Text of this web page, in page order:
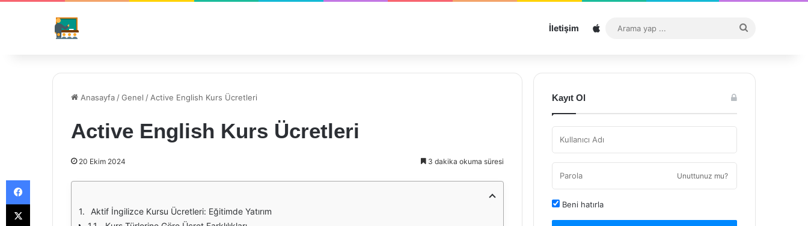
İletişim Sitemap
...
Anasayfa /Genel / Active English Kurs Ücretleri
Active English Kurs Ücretleri
20 Ekim 2024 3 dakika okuma süresi
Aktif İngilizce Kursu Ücretleri: Eğitimde Yatırım
Kayıt Ol
Unuttunuz mu?
Beni hatırla
Facebook
X